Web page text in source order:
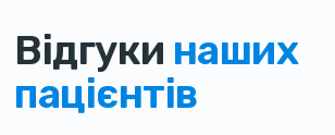
Відгуки наших
пацієнтів